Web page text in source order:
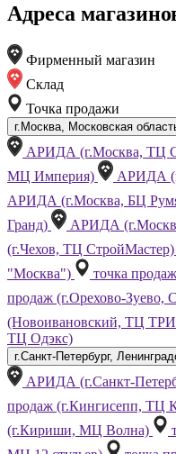
Адреса
Фирменный магазин
Склад
Точка продажи
г.Москва, Московская
АРИДА (г.Москва, ТЦ
МЦ Империя)
АРИДА
АРИДА (г.Москва, БЦ
Гранд)
АРИДА
(г.Чехов, ТЦ СтройМастер)
"Москва")
точка
продаж (г.Орехово-Зуево,
(Новоивановский, ТЦ
ТЦ Одэкс)
г.Санкт-Петербург,
АРИДА (г.Санкт-
продаж (г.Кингисепп, ТЦ
(г.Кириши, МЦ Волна)